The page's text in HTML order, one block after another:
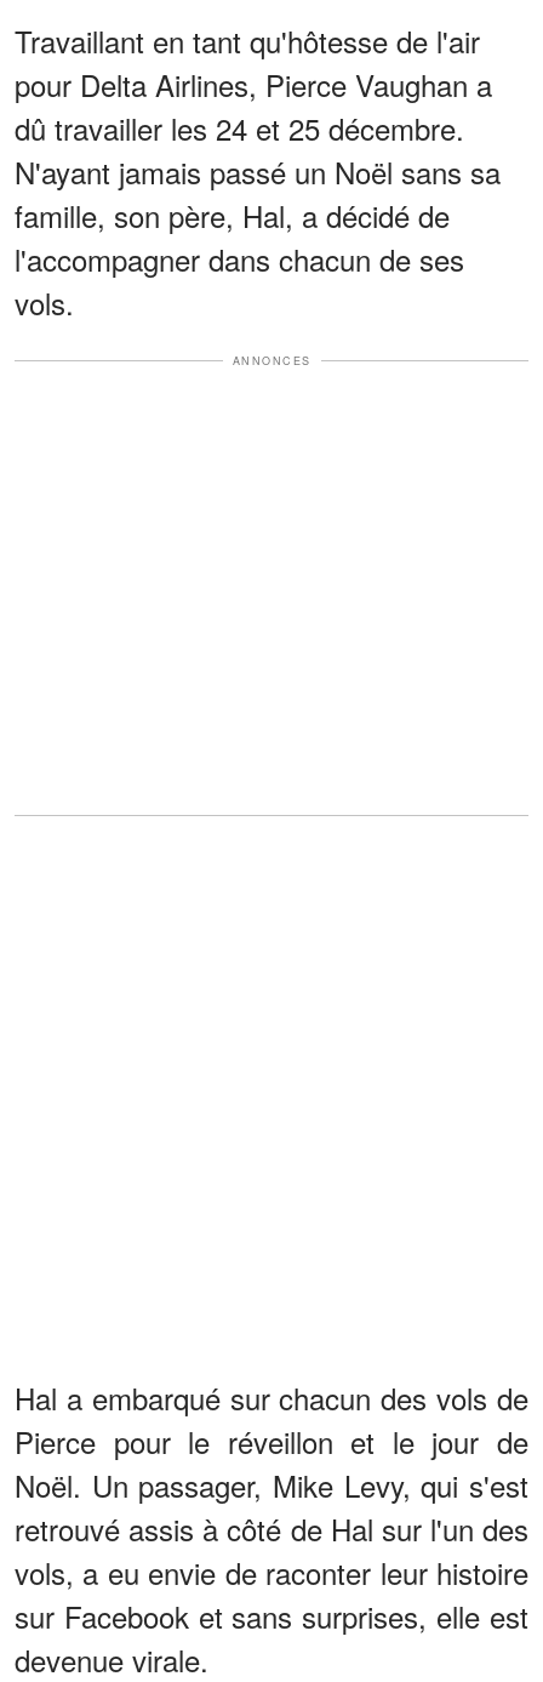
Travaillant en tant qu'hôtesse de l'air
pour Delta Airlines, Pierce Vaughan a
dû travailler les 24 et 25 décembre.
N'ayant jamais passé un Noël sans sa
famille, son père, Hal, a décidé de
l'accompagner dans chacun de ses
vols.
ANNONCES
Hal a embarqué sur chacun des vols de
Pierce pour le réveillon et le jour de
Noël. Un passager, Mike Levy, qui s'est
retrouvé assis à côté de Hal sur l'un des
vols, a eu envie de raconter leur histoire
sur Facebook et sans surprises, elle est
devenue virale.